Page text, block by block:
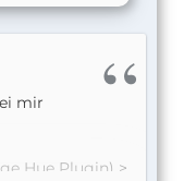
mir
Hue Plugin) >